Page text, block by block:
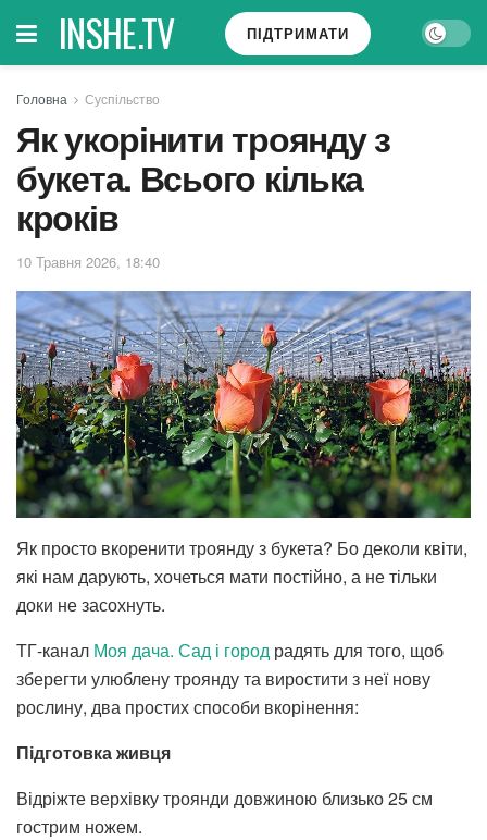
INSHE.TV ПІДТРИМАТИ
Головна Суспільство
Як укорінити троянду з
букета. Всього кілька
кроків
10 Травня 2026, 18:40
Як просто вкоренити троянду з букета? Бо деколи квіти,
які нам дарують, хочеться мати постійно, а не тільки
доки не засохнуть.
ТГ-канал Моя дача. Сад і город радять для того, щоб
зберегти улюблену троянду та виростити з неї нову
рослину, два простих способи вкорінення:
Підготовка живця
Відріжте верхівку троянди довжиною близько 25 см
гострим ножем.